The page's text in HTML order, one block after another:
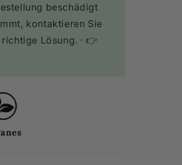
beschädigt
kontaktieren Sie
Lösung. · 👉